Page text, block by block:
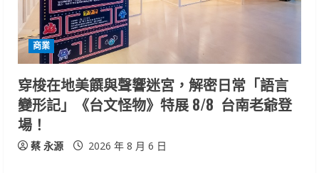
商業
穿梭在地美饌與聲響迷宮，解密日常「語言
變形記」《台文怪物》特展 8/8 台南老爺登
場！
蔡 永源 2026 年 8 月 6 日